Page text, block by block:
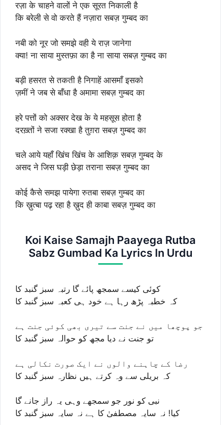
रज़ा के चाहने वालों ने एक सूरत निकाली है
कि बरेली से वो करते हैं नज़ारा सबज़ गुम्बद का
नबी को नूर जो समझे वही ये राज़ जानेगा
क्या! ना साया मुस्तफ़ा का है ना साया सबज़ गुम्बद का
बड़ी हसरत से तकती है निगाहें आसमाँ इसको
ज़मीं ने जब से बाँधा है अमामा सबज़ गुम्बद का
हरे पत्तों को अक्सर देख के ये महसूस होता है
दरख़्तों ने सजा रक्खा है तुग़रा सबज़ गुम्बद का
चले आये यहाँ खिंच खिंच के आशिक़ सबज़ गुम्बद के
असद ने जिस घड़ी छेड़ा तराना सबज़ गुम्बद का
कोई कैसे समझ पायेगा रुतबा सबज़ गुम्बद का
कि ख़ुत्बा पढ़ रहा है ख़ुद ही काबा सबज़ गुम्बद का
Koi Kaise Samajh Paayega Rutba
Sabz Gumbad Ka Lyrics In Urdu
کوئی کیسے سمجھ پائے گا رتبہ سبز گنبد کا
کہ خطبہ پڑھ رہا ہے خود ہی کعبہ سبز گنبد کا
جو پوچھا میں نے جنت سے تیری بھی کوئی جنت ہے
تو جنت نے دیا مجھ کو حوالہ سبز گنبد کا
رضا کے چاہنے والوں نے ایک صورت نکالی ہے
کہ بریلی سے وہ کرتے ہیں نظارہ سبز گنبد کا
نبی کو نور جو سمجھے وہی یہ راز جانے گا
کیا! نہ سایہ مصطفیٰ کا ہے نہ سایہ سبز گنبد کا